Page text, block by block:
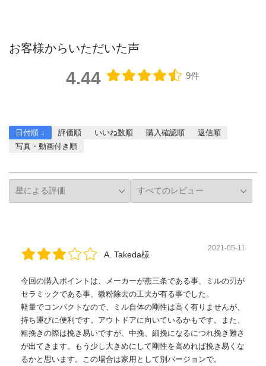
お客様からいただいた声
4.44 9件
日付順 ↓ 評価順 いいね数順 購入確認順
返信順
写真・動画付き順
A. Takeda様
2021-05-11
今回の購入ポイントは、メーカーが燕三条である事、ミルの刃が
セラミックである事、微粉除去の工夫が有る事でした。
軽量でコンパクトなので、ミル自体の剛性は高く有りませんが、
持ち運びに便利です。アウトドアに向いているかもです。また、
粗挽きの際は挽き易いですが、中挽、細挽になるにつれ挽き難さ
が出てきます。もう少し大きめにして剛性を高めれば挽き易くな
るかと思います。この場合は家用として別バージョンで。